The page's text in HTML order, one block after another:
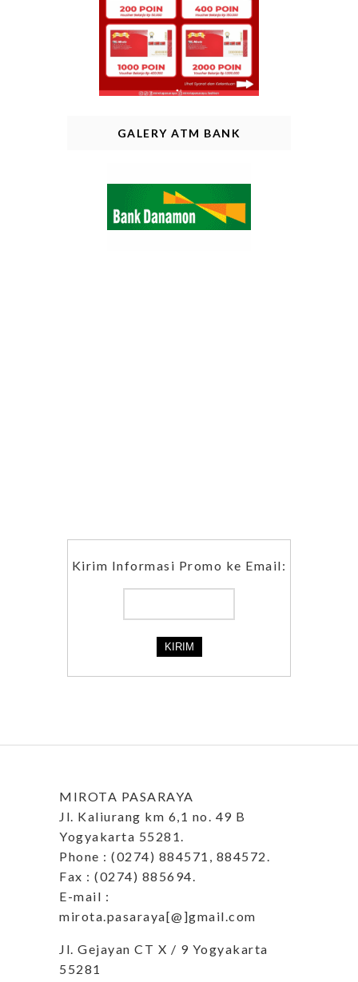
GALERY ATM BANK
Kirim Informasi Promo ke Email:
MIROTA PASARAYA
Jl. Kaliurang km 6,1 no. 49 B
Yogyakarta 55281.
Phone : (0274) 884571, 884572.
Fax : (0274) 885694.
E-mail :
mirota.pasaraya[@]gmail.com
Jl. Gejayan CT X / 9 Yogyakarta
55281